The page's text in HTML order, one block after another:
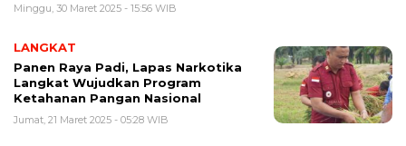
Minggu, 30 Maret 2025 - 15:56 WIB
LANGKAT
Panen Raya Padi, Lapas Narkotika
Langkat Wujudkan Program
Ketahanan Pangan Nasional
Jumat, 21 Maret 2025 - 05:28 WIB